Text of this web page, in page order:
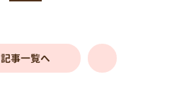
記事一覧へ